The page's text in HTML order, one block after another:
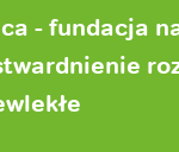
- fundacja